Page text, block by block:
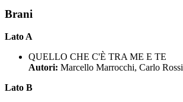
Brani
Lato A
QUELLO CHE C'È TRA ME E TE
Autori: Marcello Marrocchi, Carlo Rossi
Lato B